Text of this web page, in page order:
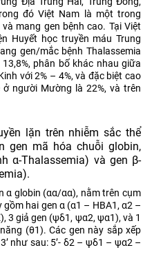
đó Việt Nam là một trong
mang gen bệnh cao. Tại Việt
Huyết học truyền máu Trung
gen/mắc bệnh Thalassemia
phân bố khác nhau giữa
với 2% – 4%, và đặc biệt cao
người Mường là 22%, và trên
lặn trên nhiễm sắc thể
gen mã hóa chuỗi globin,
α-Thalassemia) và gen β-
α globin (αα/αα), nằm trên cụm
gồm hai gen α (α1 – HBA1, α2 –
3 giả gen (ψδ1, ψα2, ψα1), và 1
(θ1). Các gen này sắp xếp
như sau: 5’- δ2 – ψδ1 – ψα2 –